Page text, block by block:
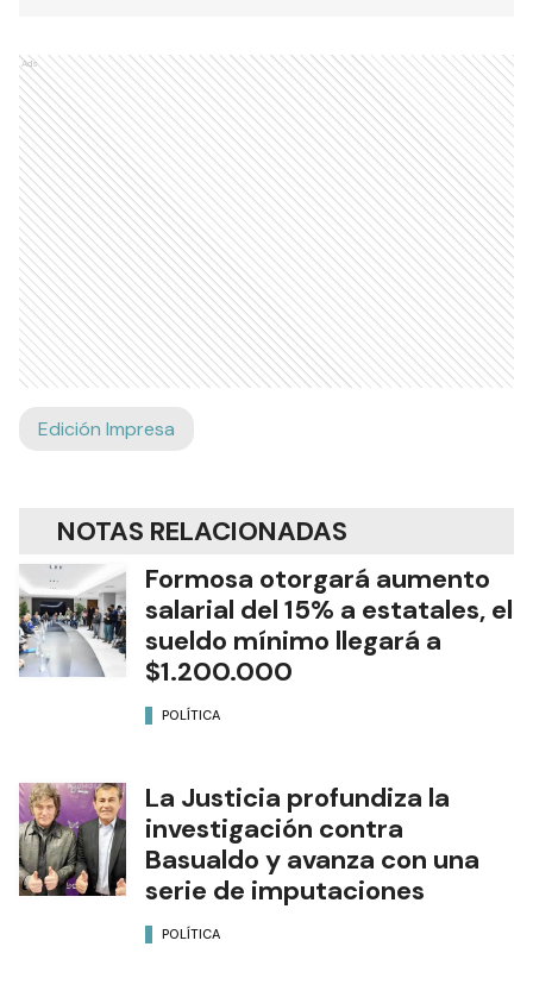
Ads
Edición Impresa
NOTAS RELACIONADAS
Formosa otorgará aumento
salarial del 15% a estatales, el
sueldo mínimo llegará a
$1.200.000
POLÍTICA
La Justicia profundiza la
investigación contra
Basualdo y avanza con una
serie de imputaciones
POLÍTICA